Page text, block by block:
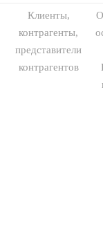
Клиенты,
контрагенты,
представители
контрагентов